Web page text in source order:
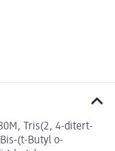
Tris(2, 4-ditert-
(t-Butyl o-